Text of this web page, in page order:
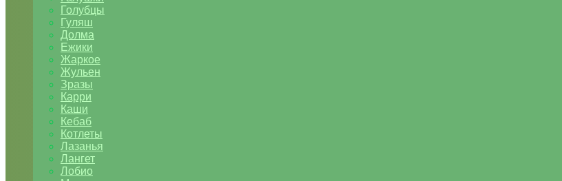
Голубцы
Гуляш
Долма
Ежики
Жаркое
Жульен
Зразы
Карри
Каши
Кебаб
Котлеты
Лазанья
Лангет
Лобио